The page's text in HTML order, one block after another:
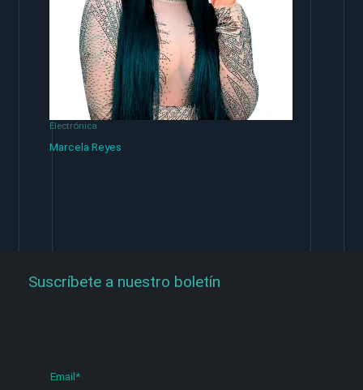
Electrónica
Marcela Reyes
Suscríbete a nuestro boletín
Email*